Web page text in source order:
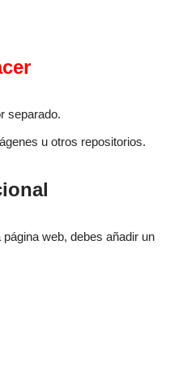
separado.
u otros repositorios.
web, debes añadir un